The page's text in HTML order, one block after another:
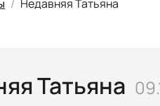
Недавняя Татьяна
Татьяна